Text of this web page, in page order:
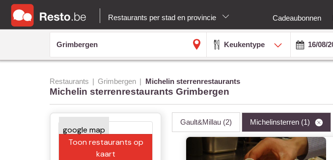
Restaurants per stad en provincie Cadeaubonnen
Keukentype
Restaurants Grimbergen Michelin sterrenrestaurants
Michelin sterrenrestaurants Grimbergen
Toon restaurants op
kaart
Gault&Millau (2) Michelinsterren (1)